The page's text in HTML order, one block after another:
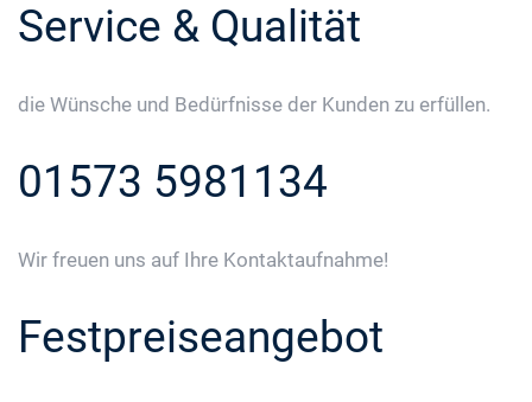
Service & Qualität
die Wünsche und Bedürfnisse der Kunden zu erfüllen.
01573 5981134
Wir freuen uns auf Ihre Kontaktaufnahme!
Festpreiseangebot